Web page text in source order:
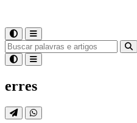
erres